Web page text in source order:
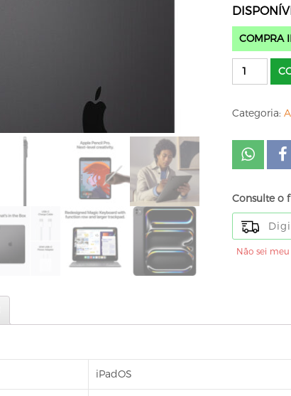
COMPRA
Apple
13
Pro
M4
(Tela
padrão,
somente
Wi-
Categoria:
Consulte o
Não sei meu
iPadOS